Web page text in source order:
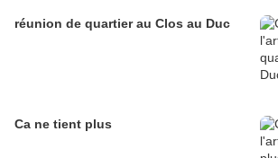
réunion de quartier au Clos au Duc
Ca ne tient plus